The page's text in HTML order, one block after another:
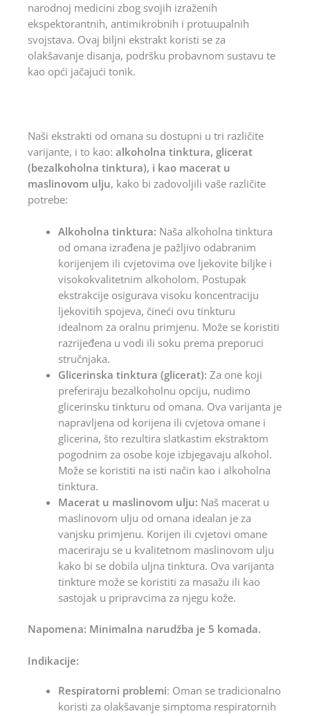
narodnoj medicini zbog svojih izraženih
ekspektorantnih, antimikrobnih i protuupalnih
svojstava. Ovaj biljni ekstrakt koristi se za
olakšavanje disanja, podršku probavnom sustavu te
kao opći jačajući tonik.
Naši ekstrakti od omana su dostupni u tri različite
varijante, i to kao: alkoholna tinktura, glicerat
(bezalkoholna tinktura), i kao macerat u
maslinovom ulju, kako bi zadovoljili vaše različite
potrebe:
Alkoholna tinktura: Naša alkoholna tinktura
od omana izrađena je pažljivo odabranim
korijenjem ili cvjetovima ove ljekovite biljke i
visokokvalitetnim alkoholom. Postupak
ekstrakcije osigurava visoku koncentraciju
ljekovitih spojeva, čineći ovu tinkturu
idealnom za oralnu primjenu. Može se koristiti
razrijeđena u vodi ili soku prema preporuci
stručnjaka.
Glicerinska tinktura (glicerat): Za one koji
preferiraju bezalkoholnu opciju, nudimo
glicerinsku tinkturu od omana. Ova varijanta je
napravljena od korijena ili cvjetova omane i
glicerina, što rezultira slatkastim ekstraktom
pogodnim za osobe koje izbjegavaju alkohol.
Može se koristiti na isti način kao i alkoholna
tinktura.
Macerat u maslinovom ulju: Naš macerat u
maslinovom ulju od omana idealan je za
vanjsku primjenu. Korijen ili cvjetovi omane
maceriraju se u kvalitetnom maslinovom ulju
kako bi se dobila uljna tinktura. Ova varijanta
tinkture može se koristiti za masažu ili kao
sastojak u pripravcima za njegu kože.
Napomena: Minimalna narudžba je 5 komada.
Indikacije:
Respiratorni problemi: Oman se tradicionalno
koristi za olakšavanje simptoma respiratornih